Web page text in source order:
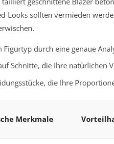
Looks sollten vermieden
Figurtyp durch eine genaue
Schnitte, die Ihre natürlichen
die Ihre
Merkmale